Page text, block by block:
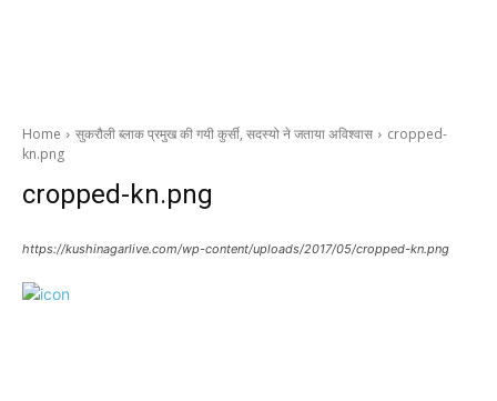
Home सुकरौली ब्लाक प्रमुख की गयी कुर्सी, सदस्यो ने जताया अविश्वास
cropped-
kn.png
cropped-kn.png
https://kushinagarlive.com/wp-content/uploads/2017/05/cropped-kn.png